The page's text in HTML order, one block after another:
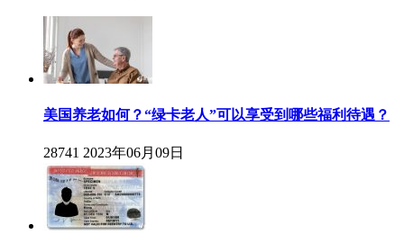
美国养老如何？“绿卡老人”可以享受到哪些福利待遇？
28741 2023年06月09日